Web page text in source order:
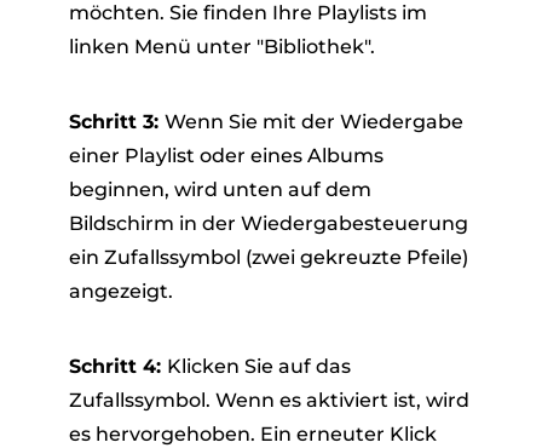
möchten. Sie finden Ihre Playlists im
linken Menü unter "Bibliothek".
Schritt 3: Wenn Sie mit der Wiedergabe
einer Playlist oder eines Albums
beginnen, wird unten auf dem
Bildschirm in der Wiedergabesteuerung
ein Zufallssymbol (zwei gekreuzte Pfeile)
angezeigt.
Schritt 4: Klicken Sie auf das
Zufallssymbol. Wenn es aktiviert ist, wird
es hervorgehoben. Ein erneuter Klick